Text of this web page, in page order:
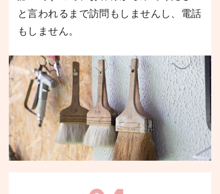
と言われるまで訪問もしませんし、電話
もしません。